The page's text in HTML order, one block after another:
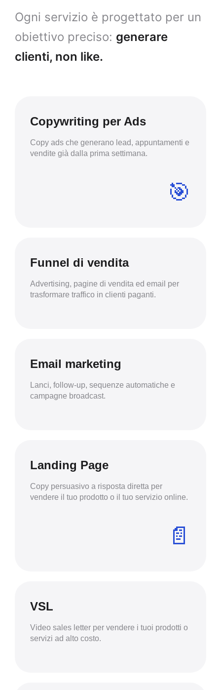
Ogni servizio è progettato per un
obiettivo preciso: generare
clienti, non like.
Copywriting per Ads
Copy ads che generano lead, appuntamenti e
vendite già dalla prima settimana.
🎯
Funnel di vendita
Advertising, pagine di vendita ed email per
trasformare traffico in clienti paganti.
Email marketing
Lanci, follow-up, sequenze automatiche e
campagne broadcast.
Landing Page
Copy persuasivo a risposta diretta per
vendere il tuo prodotto o il tuo servizio online.
📄
VSL
Video sales letter per vendere i tuoi prodotti o
servizi ad alto costo.